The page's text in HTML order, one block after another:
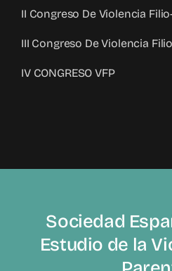
II Congreso De Violencia
III Congreso De Violencia
IV CONGRESO VFP
Sociedad
Estudio de la